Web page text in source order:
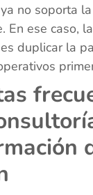
no soporta
En ese caso,
duplicar la